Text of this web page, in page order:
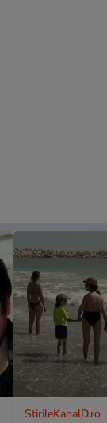
StirileKanalD.ro